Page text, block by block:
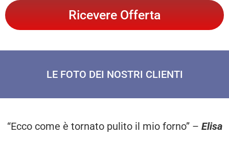
Ricevere Offerta
LE FOTO DEI NOSTRI CLIENTI
“Ecco come è tornato pulito il mio forno” – Elisa